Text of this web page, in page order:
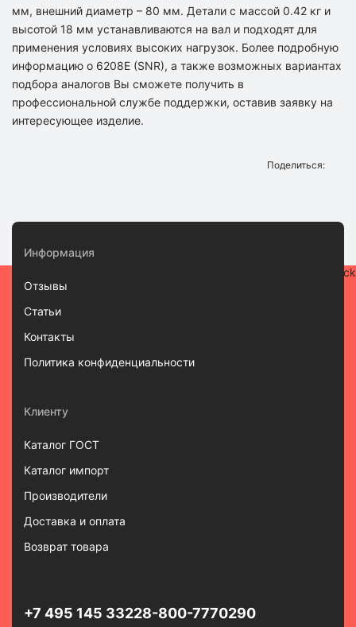
мм, внешний диаметр – 80 мм. Детали с массой 0.42 кг и
высотой 18 мм устанавливаются на вал и подходят для
применения условиях высоких нагрузок. Более подробную
информацию о 6208E (SNR), а также возможных вариантах
подбора аналогов Вы сможете получить в
профессиональной службе поддержки, оставив заявку на
интересующее изделие.
Поделиться:
Информация
Отзывы
Статьи
Контакты
Политика конфиденциальности
Клиенту
Каталог ГОСТ
Каталог импорт
Производители
Доставка и оплата
Возврат товара
+7 495 145 33228-800-7770290